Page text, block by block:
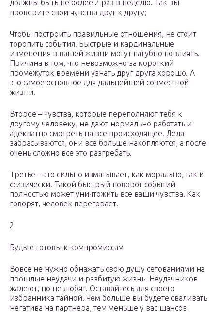
должны быть не более 2 раз в неделю. Так вы
проверите свои чувства друг к другу;
Чтобы построить правильные отношения, не стоит
торопить события. Быстрые и кардинальные
изменения в вашей жизни могут пагубно повлиять.
Причина в том, что невозможно за короткий
промежуток времени узнать друг друга хорошо. А
это самое основное для дальнейшей совместной
жизни.
Второе – чувства, которые переполняют тебя к
другому человеку, не дают нормально работать и
адекватно смотреть на все происходящее. Дела
забрасываются, они все больше накопляются, а после
очень сложно все это разгребать.
Третье – это сильно изматывает, как морально, так и
физически. Такой быстрый поворот событий
полностью может уничтожить все ваши чувства. Как
говорят, человек перегорает.
2.
Будьте готовы к компромиссам
Вовсе не нужно обнажать свою душу сетованиями на
прошлые неудачи и разбитую жизнь. Неудачников
жалеют, но не любят. Оставайтесь для своего
избранника тайной. Чем больше вы будете сваливать
негатива на партнера, тем меньше у вас шансов